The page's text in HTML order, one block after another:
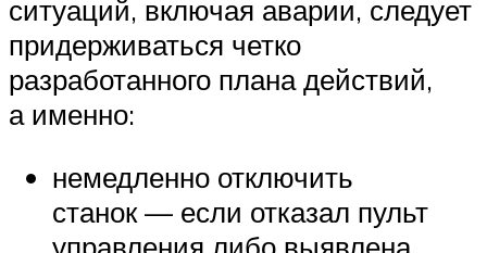
ситуаций, включая аварии, следует
придерживаться четко
разработанного плана действий,
а именно:
немедленно отключить
станок — если отказал пульт